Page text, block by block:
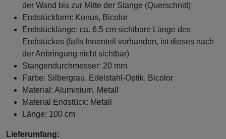
der Wand bis zur Mitte der Stange (Querschnitt)
Endstückform: Konus, Bicolor
Endstücklänge: ca. 6,5 cm sichtbare Länge des
Endstückes (falls Innenteil vorhanden, ist dieses nach
der Anbringung nicht sichtbar)
Stangendurchmesser: 20 mm
Farbe: Silbergrau, Edelstahl-Optik, Bicolor
Material: Aluminium, Metall
Material Endstück: Metall
Länge: 100 cm
Lieferumfang: